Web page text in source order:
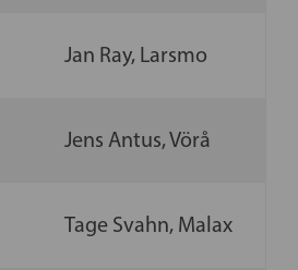
Jan Ray, Larsmo
Jens Antus, Vörå
Tage Svahn, Malax